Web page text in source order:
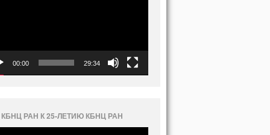
00:00 29:34
РАН К 25-ЛЕТИЮ КБНЦ РАН